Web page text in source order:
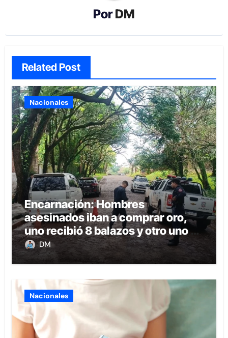
PorDM
Related Post
Nacionales
Encarnación: Hombres
asesinados iban a comprar oro,
uno recibió 8 balazos y otro uno en
la boca
DM
Nacionales